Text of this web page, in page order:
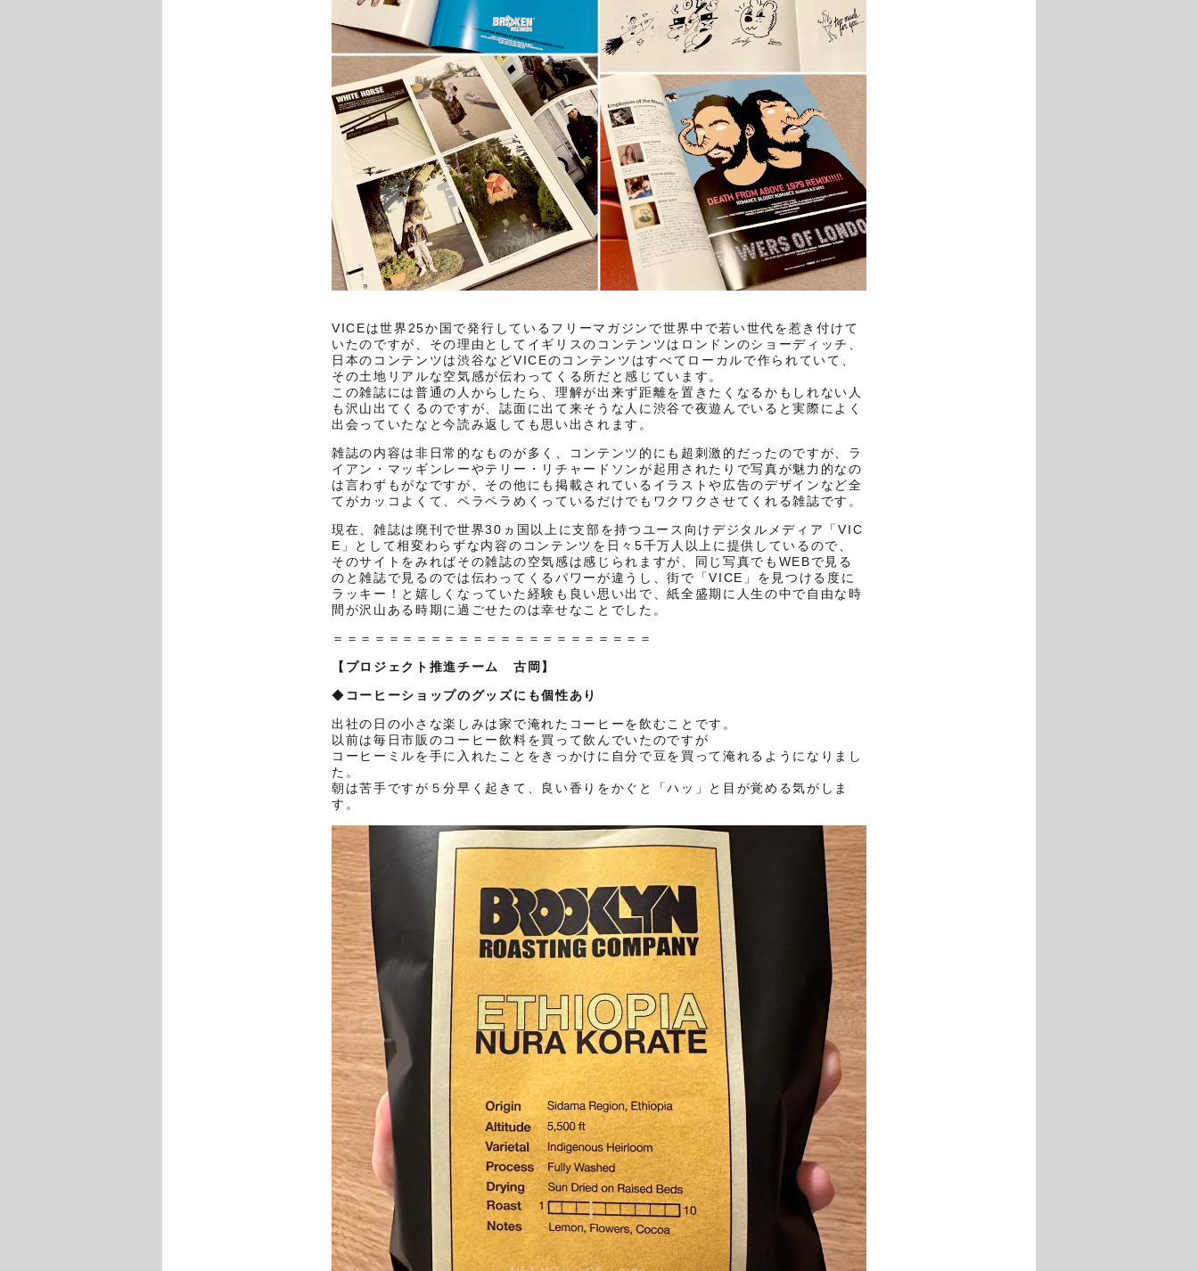
VICEは世界25か国で発行しているフリーマガジンで世界中で若い世代を惹き付けて
いたのですが、その理由としてイギリスのコンテンツはロンドンのショーディッチ、
日本のコンテンツは渋谷などVICEのコンテンツはすべてローカルで作られていて、
その土地リアルな空気感が伝わってくる所だと感じています。
この雑誌には普通の人からしたら、理解が出来ず距離を置きたくなるかもしれない人
も沢山出てくるのですが、誌面に出て来そうな人に渋谷で夜遊んでいると実際によく
出会っていたなと今読み返しても思い出されます。
雑誌の内容は非日常的なものが多く、コンテンツ的にも超刺激的だったのですが、ラ
イアン・マッギンレーやテリー・リチャードソンが起用されたりで写真が魅力的なの
は言わずもがなですが、その他にも掲載されているイラストや広告のデザインなど全
てがカッコよくて、ペラペラめくっているだけでもワクワクさせてくれる雑誌です。
現在、雑誌は廃刊で世界30ヵ国以上に支部を持つユース向けデジタルメディア「VIC
E」として相変わらずな内容のコンテンツを日々5千万人以上に提供しているので、
そのサイトをみればその雑誌の空気感は感じられますが、同じ写真でもWEBで見る
のと雑誌で見るのでは伝わってくるパワーが違うし、街で「VICE」を見つける度に
ラッキー！と嬉しくなっていた経験も良い思い出で、紙全盛期に人生の中で自由な時
間が沢山ある時期に過ごせたのは幸せなことでした。
＝＝＝＝＝＝＝＝＝＝＝＝＝＝＝＝＝＝＝＝＝＝＝
【プロジェクト推進チーム 古岡】
◆ コーヒーショップのグッズにも個性あり
出社の日の小さな楽しみは家で淹れたコーヒーを飲むことです。
以前は毎日市販のコーヒー飲料を買って飲んでいたのですが
コーヒーミルを手に入れたことをきっかけに自分で豆を買って淹れるようになりまし
た。
朝は苦手ですが５分早く起きて、良い香りをかぐと「ハッ」と目が覚める気がしま
す。